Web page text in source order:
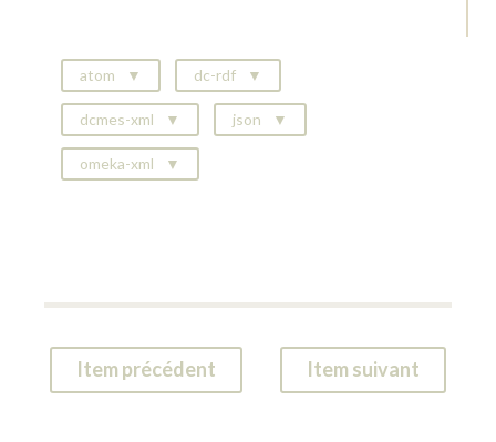
atom dc-rdf
dcmes-xml json
omeka-xml
Item précédent Item suivant